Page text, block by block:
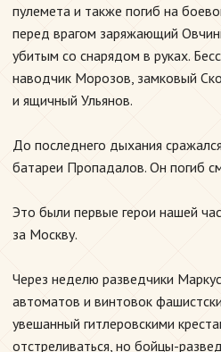
пулемета и также погиб на
перед врагом заряжающий
убитым со снарядом в руках.
наводчик Морозов, замковый
и ящичный Ульянов.
До последнего дыхания
батареи Пропадалов. Он погиб
Это были первые герои нашей
за Москву.
Через неделю разведчики
автоматов и винтовок
увешанный гитлеровскими
отстреливаться, но бойцы-